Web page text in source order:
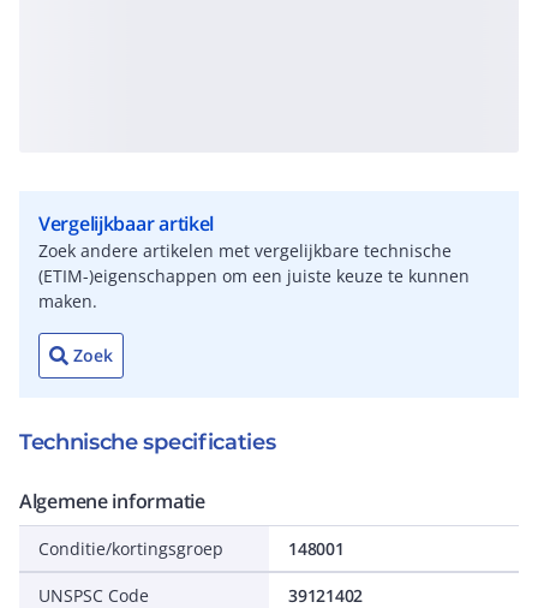
Vergelijkbaar artikel
Zoek andere artikelen met vergelijkbare technische
(ETIM-)eigenschappen om een juiste keuze te kunnen
maken.
Zoek
Technische specificaties
Algemene informatie
Conditie/kortingsgroep 148001
UNSPSC Code 39121402